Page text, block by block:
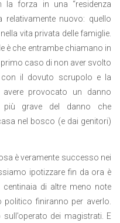
la forza in una “residenza
relativamente nuovo: quello
vita privata delle famiglie.
è che entrambe chiamano in
caso di non aver svolto
con il dovuto scrupolo e la
provocato un danno
più grave del danno che
nel bosco (e dai genitori)
è veramente successo nei
ipotizzare fin da ora è
centinaia di altre meno note
politico finiranno per averlo.
dei magistrati. E